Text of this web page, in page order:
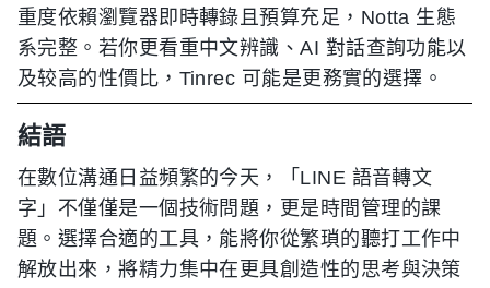
重度依賴瀏覽器即時轉錄且預算充足，Notta 生態
系完整。若你更看重中文辨識、AI 對話查詢功能以
及较高的性價比，Tinrec 可能是更務實的選擇。
結語
在數位溝通日益頻繁的今天，「LINE 語音轉文
字」不僅僅是一個技術問題，更是時間管理的課
題。選擇合適的工具，能將你從繁瑣的聽打工作中
解放出來，將精力集中在更具創造性的思考與決策